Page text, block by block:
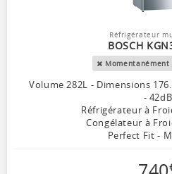
Réfrigérateur
BOSCH
Volume 282L - Dimensions
- 42dB
Réfrigérateur à
Congélateur à
Perfect Fit -